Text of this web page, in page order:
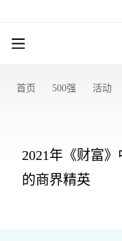
首页 500强 活动
2021年《财富
的商界精英